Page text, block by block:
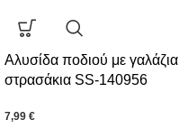
Αλυσίδα ποδιού με γαλάζια
στρασάκια SS-140956
7,99 €